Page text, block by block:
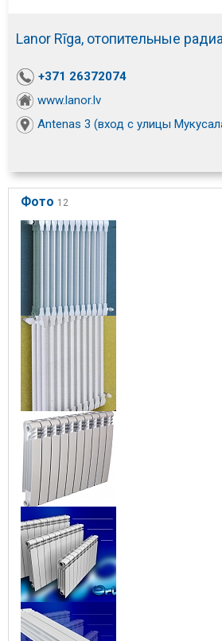
Lanor Rīga, отопительные
+371 26372074
www.lanor.lv
Antenas 3 (вход с улицы
Фото 12